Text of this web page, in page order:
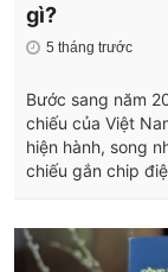
gì?
5 tháng trước
Bước sang năm
chiếu của Việt
hiện hành, song
chiếu gắn chip